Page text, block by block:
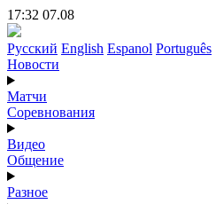
17:32 07.08
Русский English Espanol Português
Новости
Матчи
Соревнования
Видео
Общение
Разное